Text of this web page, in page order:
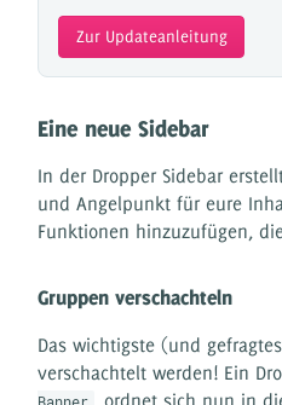
Zur Updateanleitung
Eine neue Sidebar
In der Dropper Sidebar
und Angelpunkt für eure
Funktionen hinzuzufügen,
Gruppen verschachteln
Das wichtigste (und
verschachtelt werden! Ein